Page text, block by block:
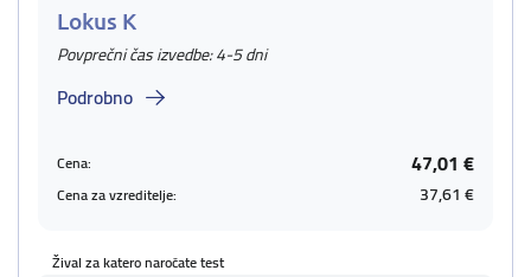
Lokus K
Povprečni čas izvedbe: 4-5 dni
Podrobno
Cena: 47,01 €
Cena za vzreditelje: 37,61 €
Žival za katero naročate test